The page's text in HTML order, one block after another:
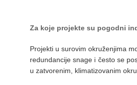
Za koje projekte su pogodni
Projekti u surovim okruženjima
redundancije snage i često se
u zatvorenim, klimatizovanim